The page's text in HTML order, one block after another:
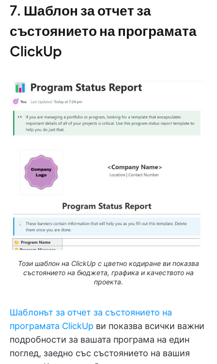
7. Шаблон за отчет за
състоянието на програмата
ClickUp
Този шаблон на ClickUp с цветно кодиране ви показва
състоянието на бюджета, графика и качеството на
проекта.
Шаблонът за отчет за състоянието на
програмата ClickUp ви показва всички важни
подробности за вашата програма на един
поглед, заедно със състоянието на вашия